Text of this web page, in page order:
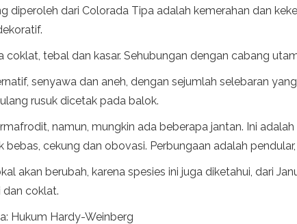
diperoleh dari Colorada Tipa adalah kemerahan dan
coklat, tebal dan kasar. Sehubungan dengan cabang
senyawa dan aneh, dengan sejumlah selebaran
rusuk dicetak pada balok.
namun, mungkin ada beberapa jantan. Ini
bebas, cekung dan obovasi. Perbungaan adalah
akan berubah, karena spesies ini juga diketahui, dari
dan coklat.
Hukum Hardy-Weinberg